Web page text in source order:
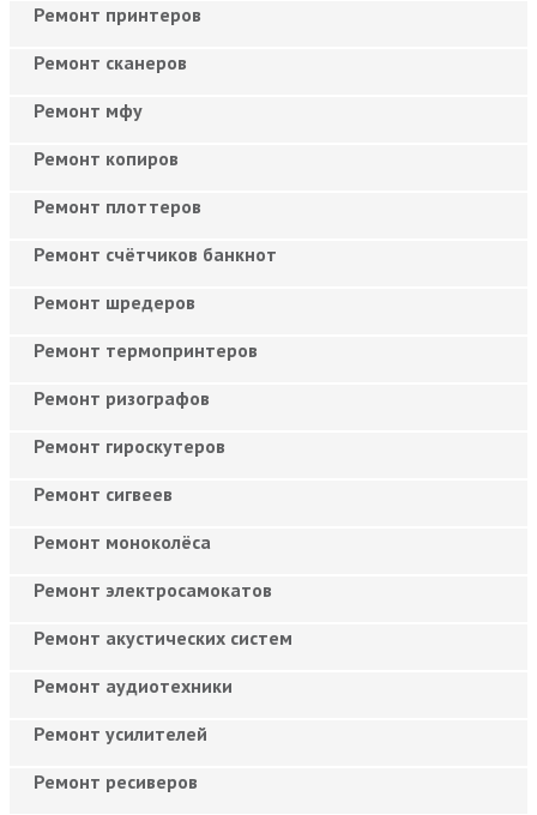
Ремонт принтеров
Ремонт сканеров
Ремонт мфу
Ремонт копиров
Ремонт плоттеров
Ремонт счётчиков банкнот
Ремонт шредеров
Ремонт термопринтеров
Ремонт ризографов
Ремонт гироскутеров
Ремонт сигвеев
Ремонт моноколёса
Ремонт электросамокатов
Ремонт акустических систем
Ремонт аудиотехники
Ремонт усилителей
Ремонт ресиверов